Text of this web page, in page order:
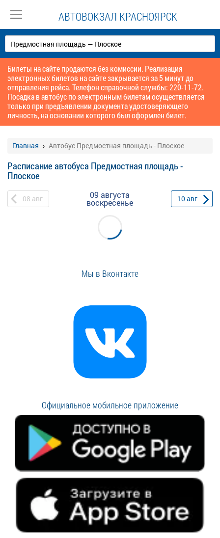
АВТОВОКЗАЛ КРАСНОЯРСК
Билеты на сайте продаются без комиссии. Реализация
электронных билетов на сайте закрывается за 5 минут до
отправления рейса. Телефон справочной службы: 220-11-72.
Посадка в автобус по электронным билетам осуществляется
только при предъявлении документа удостоверяющего
личность, на основании которого был оформлен билет.
Главная Автобус Предмостная площадь - Плоское
Расписание автобуса Предмостная площадь -
Плоское
08 авг 09 августа
воскресенье 10авг
Мы в Вконтакте
Официальное мобильное приложение